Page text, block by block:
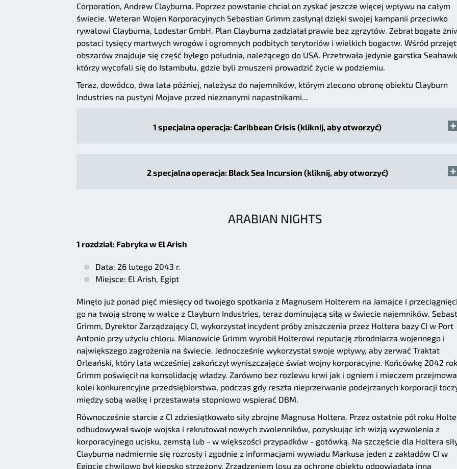
Corporation, Andrew Clayburna. Poprzez powstanie chciał on zyskać jeszcze więcej wpływu na całym
świecie. Weteran Wojen Korporacyjnych Sebastian Grimm zasłynął dzięki swojej kampanii przeciwko
rywalowi Clayburna, Lodestar GmbH. Plan Clayburna zadziałał prawie bez zgrzytów. Zebrał bogate
postaci tysięcy martwych wrogów i ogromnych podbitych terytoriów i wielkich bogactw. Wśród
obszarów znajduje się część byłego południa, należącego do USA. Przetrwała jedynie garstka
którzy wycofali się do Istambułu, gdzie byli zmuszeni prowadzić życie w podziemiu.
Teraz, dowódco, dwa lata później, należysz do najemników, którym zlecono obronę obiektu Clayburn
Industries na pustyni Mojave przed nieznanymi napastnikami...
1 specjalna operacja: Caribbean Crisis (kliknij, aby otworzyć)
2 specjalna operacja: Black Sea Incursion (kliknij, aby otworzyć)
ARABIAN NIGHTS
1 rozdział: Fabryka w El Arish
Data: 26 lutego 2043 r.
Miejsce: El Arish, Egipt
Minęło już ponad pięć miesięcy od twojego spotkania z Magnusem Holterem na Jamajce i
go na twoją stronę w walce z Clayburn Industries, teraz dominującą siłą w świecie najemników.
Grimm, Dyrektor Zarządzający CI, wykorzystał incydent próby zniszczenia przez Holtera bazy CI w Port
Antonio przy użyciu chloru. Mianowicie Grimm wyrobił Holterowi reputację zbrodniarza wojennego i
największego zagrożenia na świecie. Jednocześnie wykorzystał swoje wpływy, aby zerwać Traktat
Orleański, który lata wcześniej zakończył wyniszczające świat wojny korporacyjne. Końcówkę 2042
Grimm poświęcił na konsolidację władzy. Zarówno bez rozlewu krwi jak i ogniem i mieczem
kolei konkurencyjne przedsiębiorstwa, podczas gdy reszta nieprzerwanie podejrzanych korporacji
między sobą walkę i przestawała stopniowo wspierać DBM.
Równocześnie starcie z CI zdziesiątkowało siły zbrojne Magnusa Holtera. Przez ostatnie pół roku
odbudowywał swoje wojska i rekrutował nowych zwolenników, pozyskując ich wizją wyzwolenia z
korporacyjnego ucisku, zemstą lub - w większości przypadków - gotówką. Na szczęście dla Holtera
Clayburna nadmiernie się rozrosły i zgodnie z informacjami wywiadu Markusa jeden z zakładów CI w
Egipcie chwilowo był kiepsko strzeżony. Zrządzeniem losu za ochronę obiektu odpowiadała inna